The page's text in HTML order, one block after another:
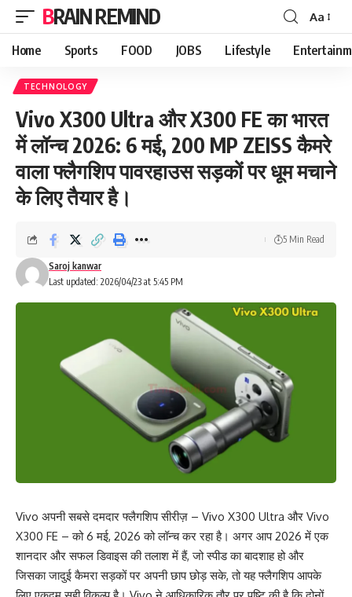
BRAIN REMIND
Font
Resizer
Aa
Home Sports FOOD JOBS Lifestyle
TECHNOLOGY
Vivo X300 Ultra और X300 FE का भारत
में लॉन्च 2026: 6 मई, 200 MP ZEISS कैमरे
वाला फ्लैगशिप पावरहाउस सड़कों पर धूम मचाने
के लिए तैयार है।
Last updated: 2026/04/23 at 5:45 PM
Saroj kanwar
5 Min Read
Vivo अपनी सबसे दमदार फ्लैगशिप सीरीज़ – Vivo X300 Ultra और Vivo
X300 FE – को 6 मई, 2026 को लॉन्च कर रहा है। अगर आप 2026 में एक
शानदार और सफल डिवाइस की तलाश में हैं, जो स्पीड का बादशाह हो और
जिसका जादुई कैमरा सड़कों पर अपनी छाप छोड़ सके, तो यह फ्लैगशिप आपके